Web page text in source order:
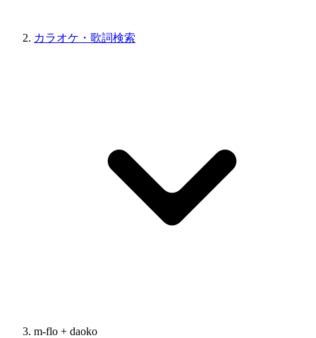
カラオケ・歌詞検索
m-flo + daoko